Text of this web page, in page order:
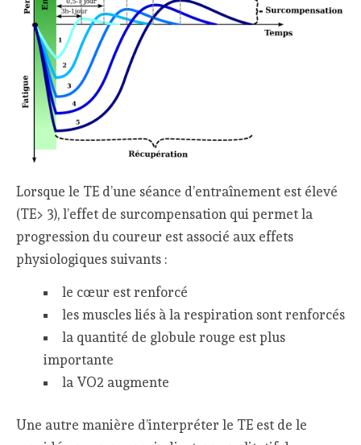
Lorsque le TE d’une séance d’entraînement est élevé
(TE> 3), l’effet de surcompensation qui permet la
progression du coureur est associé aux effets
physiologiques suivants :
le cœur est renforcé
les muscles liés à la respiration sont renforcés
la quantité de globule rouge est plus
importante
la VO2 augmente
Une autre manière d’interpréter le TE est de le